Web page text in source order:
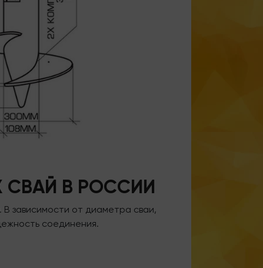
СВАЙ В РОССИИ
зависимости от диаметра сваи,
соединения.